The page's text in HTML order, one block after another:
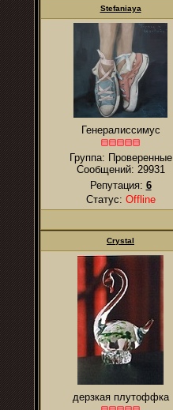
Stefaniaya
Генералиссимус
Группа: Проверенные
Сообщений: 29931
Репутация: 6
Статус: Offline
Crystal
дерзкая плутоффка